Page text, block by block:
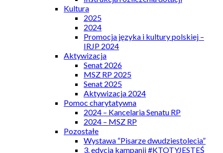
Kultura
2025
2024
Promocja języka i kultury polskiej –
IRJP 2024
Aktywizacja
Senat 2026
MSZ RP 2025
Senat 2025
Aktywizacja 2024
Pomoc charytatywna
2024 – Kancelaria Senatu RP
2024 – MSZ RP
Pozostałe
Wystawa “Pisarze dwudziestolecia”
3. edycja kampanii #KTOTYJESTEŚ